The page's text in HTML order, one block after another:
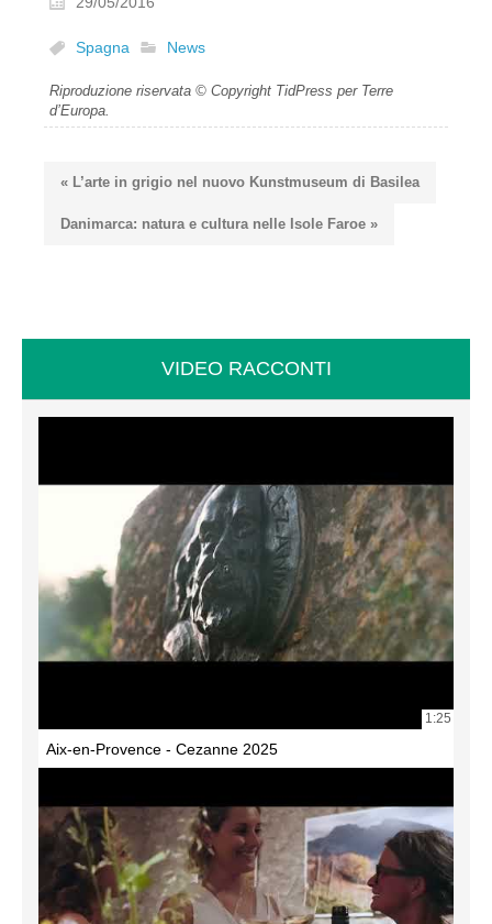
Spagna News
Riproduzione riservata © Copyright TidPress per Terre
d’Europa.
« L’arte in grigio nel nuovo Kunstmuseum di Basilea
Danimarca: natura e cultura nelle Isole Faroe »
VIDEO RACCONTI
1:25
Aix-en-Provence - Cezanne 2025